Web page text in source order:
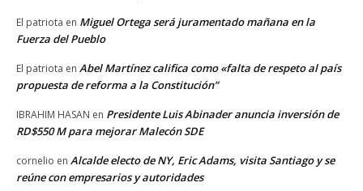
El patriota en Miguel Ortega será juramentado mañana en la
Fuerza del Pueblo
El patriota en Abel Martínez califica como «falta de respeto al país
propuesta de reforma a la Constitución”
IBRAHIM HASAN en Presidente Luis Abinader anuncia inversión de
RD$550 M para mejorar Malecón SDE
cornelio en Alcalde electo de NY, Eric Adams, visita Santiago y se
reúne con empresarios y autoridades